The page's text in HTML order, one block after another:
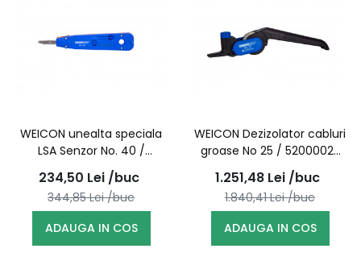
WEICON unealta speciala
LSA Senzor No. 40 /
52000040 (10054013)
234,50 Lei /buc
344,85Lei /buc
ADAUGA IN COS
WEICON Dezizolator cabluri
groase No 25 / 52000025
(10034292)
1.251,48 Lei /buc
1.840,41Lei /buc
ADAUGA IN COS